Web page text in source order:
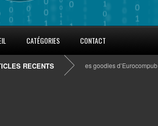
CATÉGORIES CONTACT
RECENTS
pour fidéliser avec les goodies d’Eurocompub